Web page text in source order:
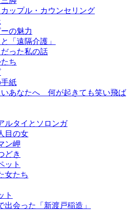
ップル・カウンセリング
の魅力
「遠隔介護」
った私の話
ち
紙
いあなたへ 何が起きても笑い飛ば
タイとソロンガ
目の女
ン岬
どき
ット
女たち
ト
出会った「新渡戸稲造」